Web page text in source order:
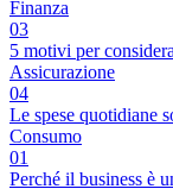
Finanza
03
5 motivi per
Assicurazione
04
Le spese quotidiane
Consumo
01
Perché il business è